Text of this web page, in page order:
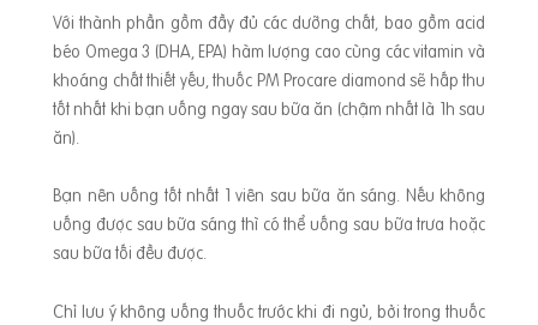
Với thành phần gồm đầy đủ các dưỡng chất, bao gồm acid
béo Omega 3 (DHA, EPA) hàm lượng cao cùng các vitamin và
khoáng chất thiết yếu, thuốc PM Procare diamond sẽ hấp thu
tốt nhất khi bạn uống ngay sau bữa ăn (chậm nhất là 1h sau
ăn).
Bạn nên uống tốt nhất 1 viên sau bữa ăn sáng. Nếu không
uống được sau bữa sáng thì có thể uống sau bữa trưa hoặc
sau bữa tối đều được.
Chỉ lưu ý không uống thuốc trước khi đi ngủ, bởi trong thuốc